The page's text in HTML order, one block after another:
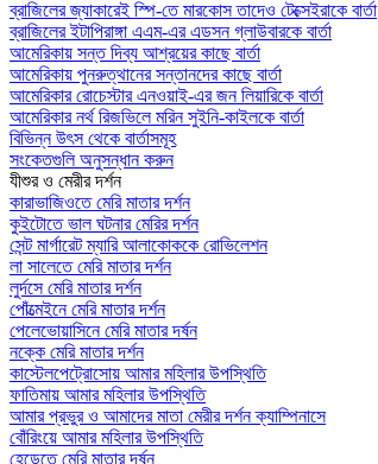
ব্রাজিলের জ্যাকারেই স্পি-তে মারকোস তাদেও টেক্সেইরাকে বার্তা
ব্রাজিলের ইটাপিরাঙ্গা এএম-এর এডসন গ্লাউবারকে বার্তা
আমেরিকায় সন্ত দিব্য আশ্রয়ের কাছে বার্তা
আমেরিকায় পুনরুত্থানের সন্তানদের কাছে বার্তা
আমেরিকার রোচেস্টার এনওয়াই-এর জন লিয়ারিকে বার্তা
আমেরিকার নর্থ রিজভিলে মরিন সুইনি-কাইলকে বার্তা
বিভিন্ন উৎস থেকে বার্তাসমূহ
সংকেতগুলি অনুসন্ধান করুন
যীশুর ও মেরীর দর্শন
কারাভাজিওতে মেরি মাতার দর্শন
কুইটোতে ভাল ঘটনার মেরির দর্শন
সেন্ট মার্গারেট ম্যারি আলাকোককে রোভিলেশন
লা সালেতে মেরি মাতার দর্শন
লুর্দসে মেরি মাতার দর্শন
পোঁত্মেইনে মেরি মাতার দর্শন
পেলেভোয়াসিনে মেরি মাতার দর্ষন
নক্কে মেরি মাতার দর্শন
কাস্টেলপেট্রোসোয় আমার মহিলার উপস্থিতি
ফাতিমায় আমার মহিলার উপস্থিতি
আমার প্রভুর ও আমাদের মাতা মেরীর দর্শন ক্যাম্পিনাসে
বোঁরিংয়ে আমার মহিলার উপস্থিতি
হেডেতে মেরি মাতার দর্ষন